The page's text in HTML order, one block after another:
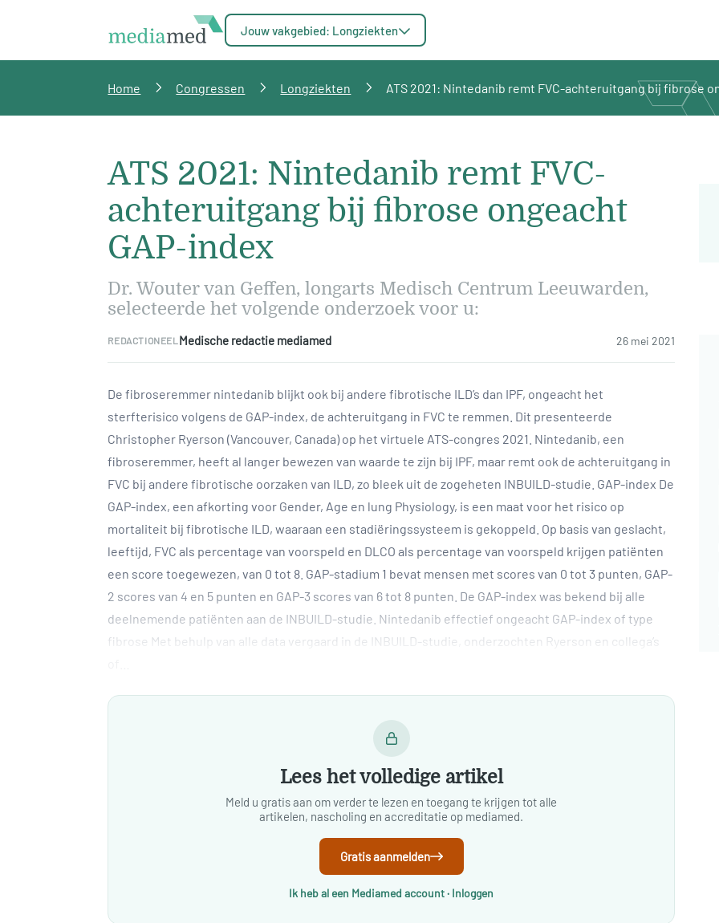
Jouw vakgebied: Longziekten
Home Congressen Longziekten ATS 2021: Nintedanib remt FVC-achteruitgang bij fibrose
ATS 2021: Nintedanib remt FVC-
achteruitgang bij fibrose ongeacht
GAP-index
Dr. Wouter van Geffen, longarts Medisch Centrum Leeuwarden,
selecteerde het volgende onderzoek voor u:
REDACTIONEEL Medische redactie mediamed 26 mei 2021
De fibroseremmer nintedanib blijkt ook bij andere fibrotische ILD’s dan IPF, ongeacht het
sterfterisico volgens de GAP-index, de achteruitgang in FVC te remmen. Dit presenteerde
Christopher Ryerson (Vancouver, Canada) op het virtuele ATS-congres 2021. Nintedanib, een
fibroseremmer, heeft al langer bewezen van waarde te zijn bij IPF, maar remt ook de achteruitgang in
FVC bij andere fibrotische oorzaken van ILD, zo bleek uit de zogeheten INBUILD-studie. GAP-index De
GAP-index, een afkorting voor Gender, Age en lung Physiology, is een maat voor het risico op
mortaliteit bij fibrotische ILD, waaraan een stadiëringssysteem is gekoppeld. Op basis van geslacht,
leeftijd, FVC als percentage van voorspeld en DLCO als percentage van voorspeld krijgen patiënten
een score toegewezen, van 0 tot 8. GAP-stadium 1 bevat mensen met scores van 0 tot 3 punten, GAP-
2 scores van 4 en 5 punten en GAP-3 scores van 6 tot 8 punten. De GAP-index was bekend bij alle
deelnemende patiënten aan de INBUILD-studie. Nintedanib effectief ongeacht GAP-index of type
fibrose Met behulp van alle data vergaard in de INBUILD-studie, onderzochten Ryerson en collega’s
Lees het volledige artikel
Meld u gratis aan om verder te lezen en toegang te krijgen tot alle
artikelen, nascholing en accreditatie op mediamed.
Gratis aanmelden
Ik heb al een Mediamed account · Inloggen